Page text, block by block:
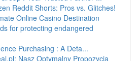
Reddit Shorts: Pros vs. Glitches!
Online Casino Destination
for protecting endangered
Purchasing : A Deta...
Nasz Optymalny Propozycja